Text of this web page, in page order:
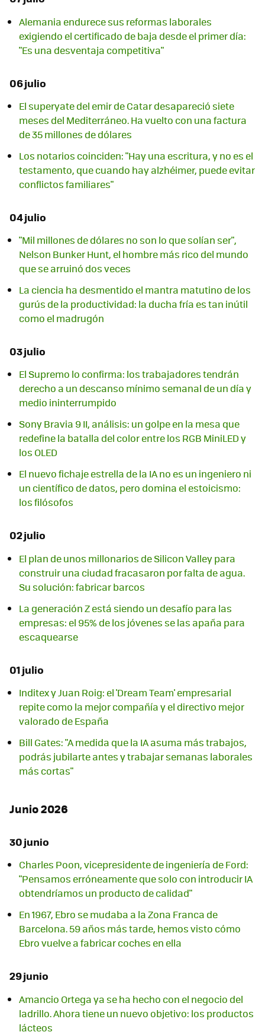
Alemania endurece sus reformas laborales
exigiendo el certificado de baja desde el primer día:
"Es una desventaja competitiva"
06 julio
El superyate del emir de Catar desapareció siete
meses del Mediterráneo. Ha vuelto con una factura
de 35 millones de dólares
Los notarios coinciden: "Hay una escritura, y no es el
testamento, que cuando hay alzhéimer, puede evitar
conflictos familiares"
04 julio
"Mil millones de dólares no son lo que solían ser",
Nelson Bunker Hunt, el hombre más rico del mundo
que se arruinó dos veces
La ciencia ha desmentido el mantra matutino de los
gurús de la productividad: la ducha fría es tan inútil
como el madrugón
03 julio
El Supremo lo confirma: los trabajadores tendrán
derecho a un descanso mínimo semanal de un día y
medio ininterrumpido
Sony Bravia 9 II, análisis: un golpe en la mesa que
redefine la batalla del color entre los RGB MiniLED y
los OLED
El nuevo fichaje estrella de la IA no es un ingeniero ni
un científico de datos, pero domina el estoicismo:
los filósofos
02 julio
El plan de unos millonarios de Silicon Valley para
construir una ciudad fracasaron por falta de agua.
Su solución: fabricar barcos
La generación Z está siendo un desafío para las
empresas: el 95% de los jóvenes se las apaña para
escaquearse
01 julio
Inditex y Juan Roig: el 'Dream Team' empresarial
repite como la mejor compañía y el directivo mejor
valorado de España
Bill Gates: "A medida que la IA asuma más trabajos,
podrás jubilarte antes y trabajar semanas laborales
más cortas"
Junio 2026
30 junio
Charles Poon, vicepresidente de ingeniería de Ford:
"Pensamos erróneamente que solo con introducir IA
obtendríamos un producto de calidad"
En 1967, Ebro se mudaba a la Zona Franca de
Barcelona. 59 años más tarde, hemos visto cómo
Ebro vuelve a fabricar coches en ella
29 junio
Amancio Ortega ya se ha hecho con el negocio del
ladrillo. Ahora tiene un nuevo objetivo: los productos
lácteos